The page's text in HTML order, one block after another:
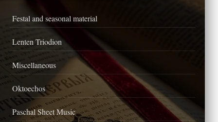
Festal and seasonal material
Lenten Triodion
Miscellaneous
Oktoechos
Paschal Sheet Music